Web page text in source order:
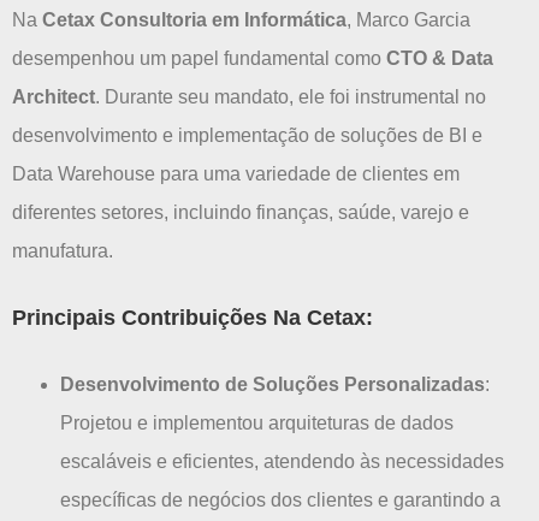
Na Cetax Consultoria em Informática, Marco Garcia
desempenhou um papel fundamental como CTO & Data
Architect. Durante seu mandato, ele foi instrumental no
desenvolvimento e implementação de soluções de BI e
Data Warehouse para uma variedade de clientes em
diferentes setores, incluindo finanças, saúde, varejo e
manufatura.
Principais Contribuições Na Cetax:
Desenvolvimento de Soluções Personalizadas:
Projetou e implementou arquiteturas de dados
escaláveis e eficientes, atendendo às necessidades
específicas de negócios dos clientes e garantindo a